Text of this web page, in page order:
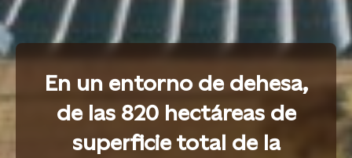
En un entorno de dehesa,
de las 820 hectáreas de
superficie total de la